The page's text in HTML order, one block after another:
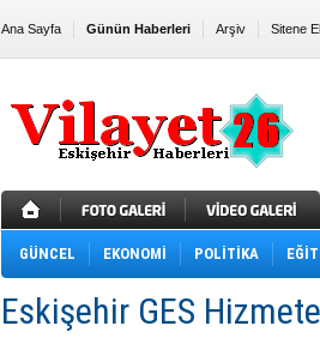
Ana Sayfa Günün Haberleri Arşiv Sitene
GÜNCEL EKONOMİ POLİTİKA
Eskişehir GES